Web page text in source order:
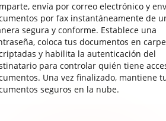
envía por correo electrónico y
por fax instantáneamente de
segura y conforme. Establece una
coloca tus documentos en
y habilita la autenticación del
para controlar quién tiene
Una vez finalizado, mantiene
seguros en la nube.